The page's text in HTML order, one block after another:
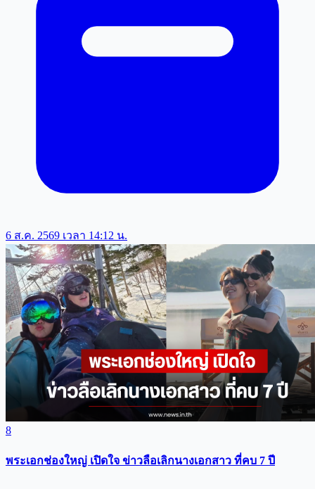
6 ส.ค. 2569 เวลา 14:12 น.
8
พระเอกช่องใหญ่ เปิดใจ ข่าวลือเลิกนางเอกสาว ที่คบ 7 ปี